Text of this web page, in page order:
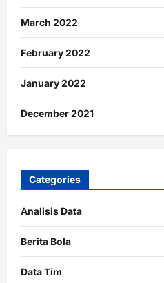
March 2022
February 2022
January 2022
December 2021
Categories
Analisis Data
Berita Bola
Data Tim